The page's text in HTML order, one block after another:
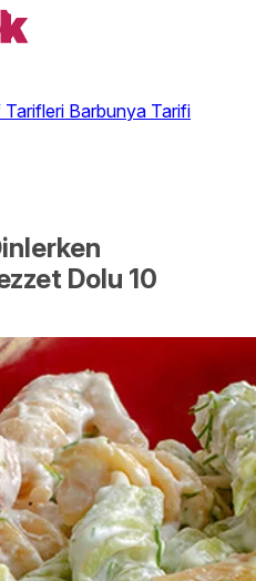
Tarifleri Barbunya Tarifi
Dolu 10